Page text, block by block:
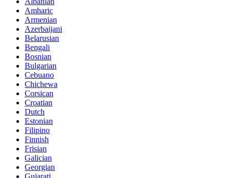
Amharic
Armenian
Azerbaijani
Belarusian
Bengali
Bosnian
Bulgarian
Cebuano
Chichewa
Corsican
Croatian
Dutch
Estonian
Filipino
Finnish
Frisian
Galician
Georgian